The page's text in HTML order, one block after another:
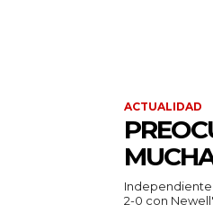
ACTUALIDAD
2-0 con